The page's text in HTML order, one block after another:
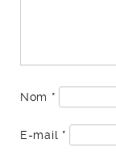
Nom *
E-mail *